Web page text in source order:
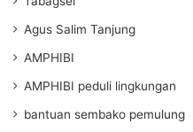
Agus Salim Tanjung
AMPHIBI
AMPHIBI peduli lingkungan
bantuan sembako pemulung